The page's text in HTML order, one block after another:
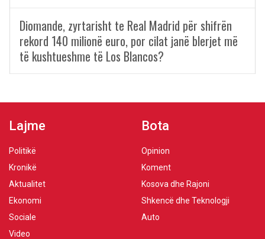
Diomande, zyrtarisht te Real Madrid për shifrën
rekord 140 milionë euro, por cilat janë blerjet më
të kushtueshme të Los Blancos?
Lajme
Politikë
Kronikë
Aktualitet
Ekonomi
Sociale
Video
Bota
Opinion
Koment
Kosova dhe Rajoni
Shkencë dhe Teknologji
Auto